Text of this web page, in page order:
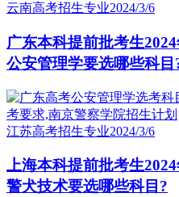
云南高考招生专业2024/3/6
广东本科提前批考生
公安管理学要选哪些科目
江苏高考招生专业2024/3/6
上海本科提前批考生
警犬技术要选哪些科目?